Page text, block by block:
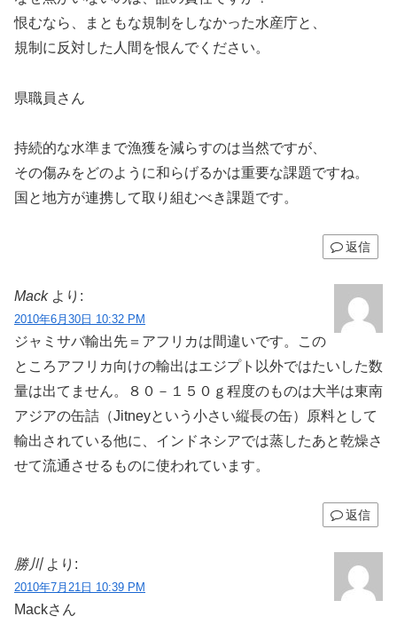
恨むなら、まともな規制をしなかった水産庁と、
規制に反対した人間を恨んでください。
県職員さん
持続的な水準まで漁獲を減らすのは当然ですが、
その傷みをどのように和らげるかは重要な課題ですね。
国と地方が連携して取り組むべき課題です。
返信
Mack より:
2010年6月30日 10:32 PM
ジャミサバ輸出先＝アフリカは間違いです。この
ところアフリカ向けの輸出はエジプト以外ではたいした数
量は出てません。８０－１５０ｇ程度のものは大半は東南
アジアの缶詰（Jitneyという小さい縦長の缶）原料として
輸出されている他に、インドネシアでは蒸したあと乾燥さ
せて流通させるものに使われています。
返信
勝川 より:
2010年7月21日 10:39 PM
Mackさん